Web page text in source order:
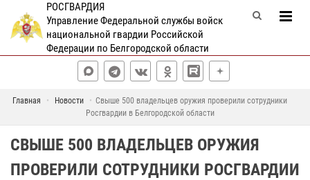
РОСГВАРДИЯ
Управление Федеральной службы войск
национальной гвардии Российской
Федерации по Белгородской области
Главная Новости
Свыше 500 владельцев оружия проверили сотрудники
Росгвардии в Белгородской области
СВЫШЕ 500 ВЛАДЕЛЬЦЕВ ОРУЖИЯ
ПРОВЕРИЛИ СОТРУДНИКИ РОСГВАРДИИ